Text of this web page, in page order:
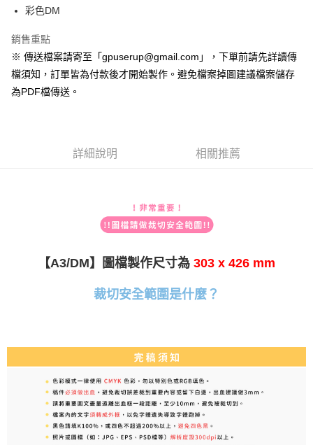
無框畫
彩色DM
銷售重點
※ 傳送檔案請寄至「gpuserup@gmail.com」，下單前請先詳讀傳
檔須知，訂單皆為付款後才開始製作。避免檔案掉圖建議檔案儲存
為PDF檔傳送。
詳細說明 相關推薦
【A3/DM】圖檔製作尺寸為 303 x 426 mm
裁切安全範圍是什麼？